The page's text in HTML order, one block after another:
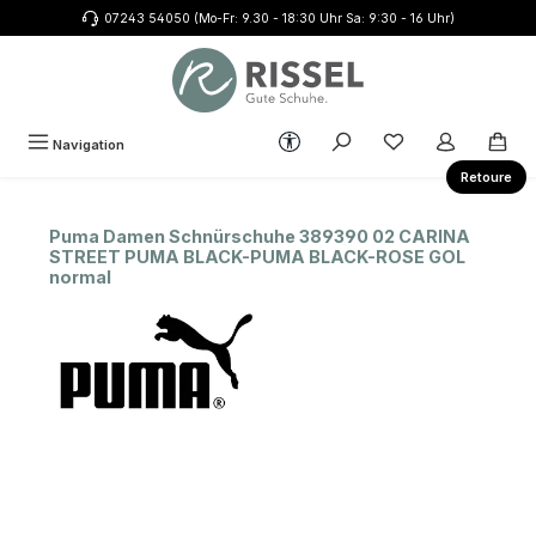
Zum Hauptinhalt springen07243 54050 (Mo-Fr: 9.30 - 18:30 Uhr Sa: 9:30 - 16 Uhr)
Retoure
Navigation Werkzeugleiste anzeigen
Du hast 0
Puma Damen Schnürschuhe 389390 02 CARINA
STREET PUMA BLACK-PUMA BLACK-ROSE GOL
normal